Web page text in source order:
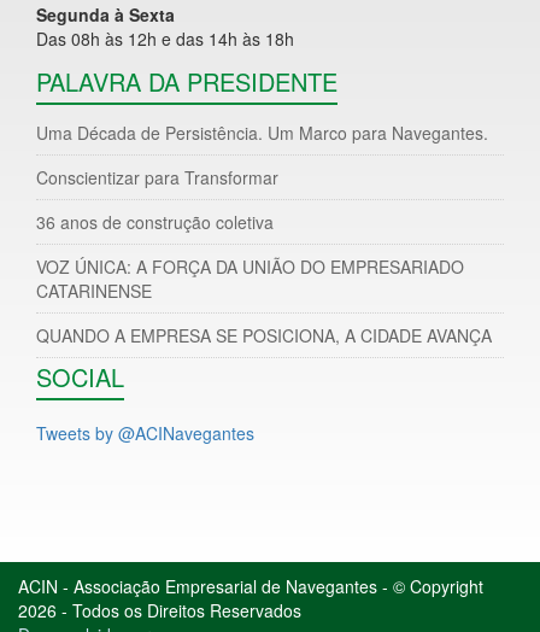
Segunda à Sexta
Das 08h às 12h e das 14h às 18h
PALAVRA DA PRESIDENTE
Uma Década de Persistência. Um Marco para Navegantes.
Conscientizar para Transformar
36 anos de construção coletiva
VOZ ÚNICA: A FORÇA DA UNIÃO DO EMPRESARIADO
CATARINENSE
QUANDO A EMPRESA SE POSICIONA, A CIDADE AVANÇA
SOCIAL
Tweets by @ACINavegantes
ACIN - Associação Empresarial de Navegantes - © Copyright
2026 - Todos os Direitos Reservados